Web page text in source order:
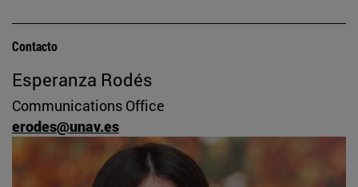
Contacto
Esperanza Rodés
Communications Office
erodes@unav.es